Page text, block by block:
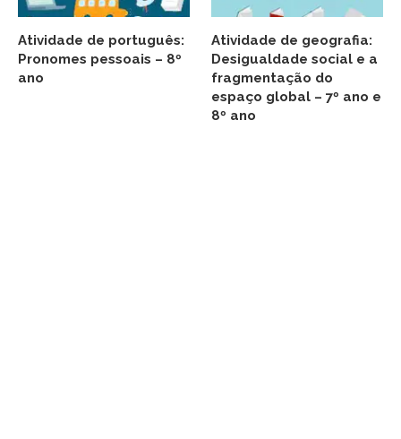
Atividade de português:
Pronomes pessoais – 8º
ano
Atividade de geografia:
Desigualdade social e a
fragmentação do
espaço global – 7º ano e
8º ano